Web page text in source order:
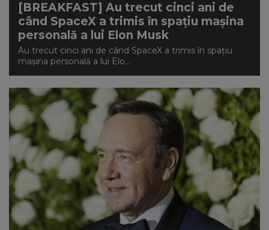
[BREAKFAST] Au trecut cinci ani de
când SpaceX a trimis în spațiu mașina
personală a lui Elon Musk
Au trecut cinci ani de când SpaceX a trimis în spațiu
mașina personală a lui Elo...